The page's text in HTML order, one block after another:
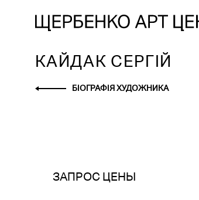
КАЙДАК СЕРГІЙ
БІОГРАФІЯ ХУДОЖНИКА
ЗАПРОС ЦЕНЫ